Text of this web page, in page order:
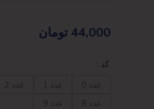
44,000 تومان
کد :
عدد 0
عدد 1 عدد 2
عدد 8
عدد 9